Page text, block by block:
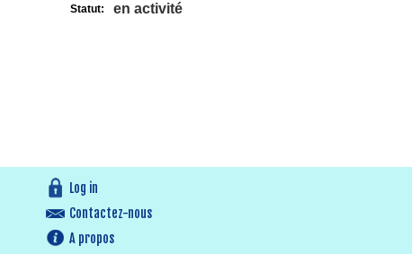
Statut: en activité
Log in
Contactez-nous
A propos